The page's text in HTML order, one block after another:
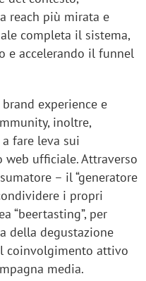
reach più mirata e
completa il sistema,
e accelerando il funnel
experience e
inoltre,
fare leva sui
ufficiale. Attraverso
– il “generatore
i propri
“beertasting”, per
della degustazione
coinvolgimento attivo
media.